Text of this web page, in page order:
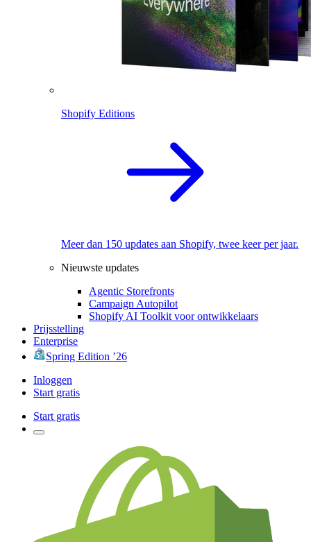
Shopify Editions
Meer dan 150 updates aan Shopify, twee keer per jaar.
Nieuwste updates
Agentic Storefronts
Campaign Autopilot
Shopify AI Toolkit voor ontwikkelaars
Prijsstelling
Enterprise
Spring Edition ’26
Inloggen
Start gratis
Start gratis